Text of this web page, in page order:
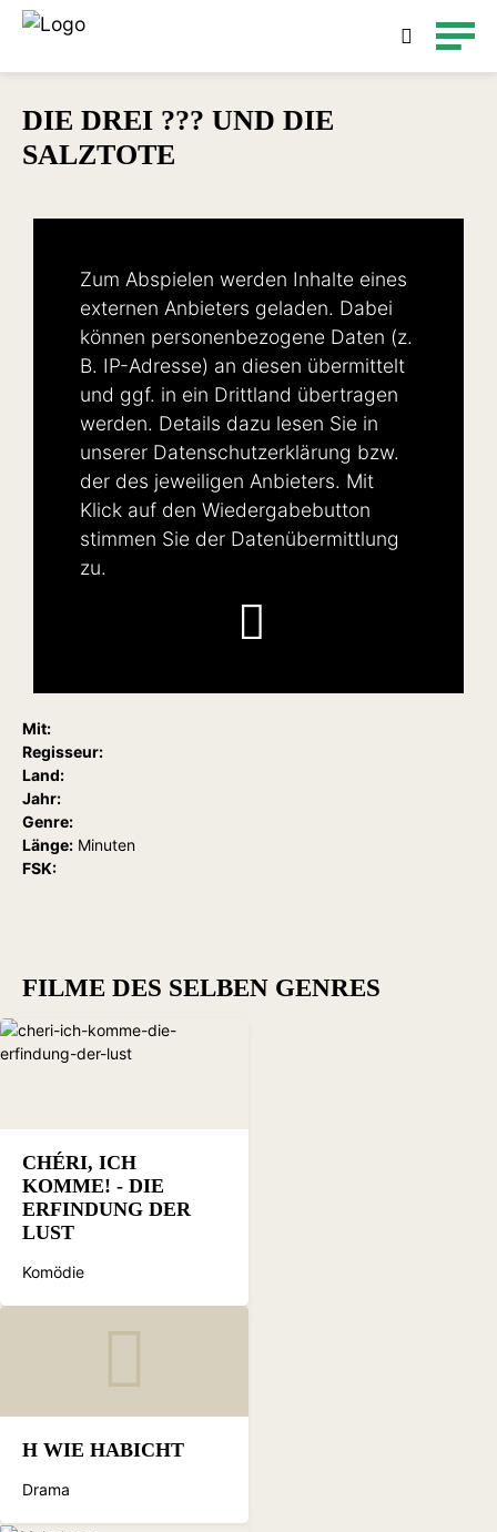
DIE DREI ??? UND DIE
SALZTOTE
Zum Abspielen werden Inhalte eines
externen Anbieters geladen. Dabei
können personenbezogene Daten (z.
B. IP-Adresse) an diesen übermittelt
und ggf. in ein Drittland übertragen
werden. Details dazu lesen Sie in
unserer Datenschutzerklärung bzw.
der des jeweiligen Anbieters. Mit
Klick auf den Wiedergabebutton
stimmen Sie der Datenübermittlung
zu.
Mit:
Regisseur:
Land:
Jahr:
Genre:
Länge: Minuten
FSK:
FILME DES SELBEN GENRES
CHÉRI, ICH
KOMME! - DIE
ERFINDUNG DER
LUST
Komödie
H WIE HABICHT
Drama